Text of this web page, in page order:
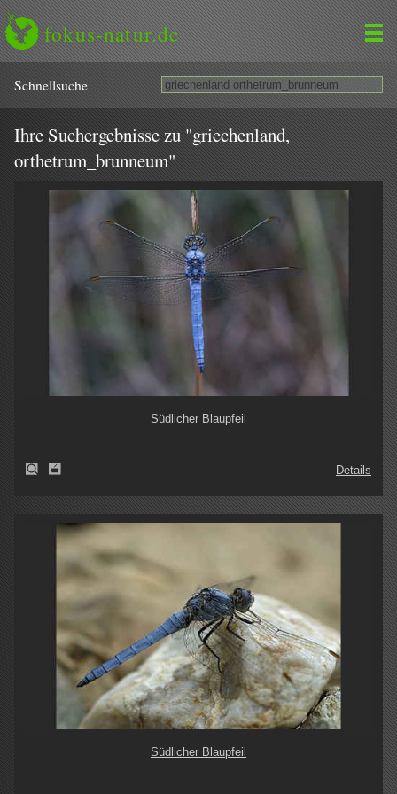
fokus-natur.de
Schnell­suche
Ihre Suchergebnisse zu "griechenland,
orthetrum_brunneum"
Südlicher Blaupfeil
Details
Südlicher Blaupfeil